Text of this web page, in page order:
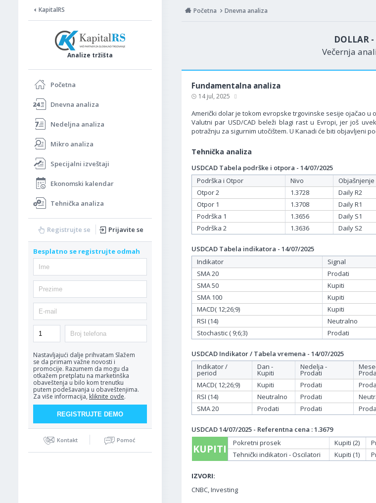
KapitalRS
Analize tržišta
Početna
Dnevna analiza
Nedeljna analiza
Mikro analiza
Specijalni izveštaji
Ekonomski kalendar
Tehnička analiza
Registrujte se Prijavite se
Besplatno se registrujte odmah
Nastavljajući dalje prihvatam Slažem
se da primam važne novosti i
promocije. Razumem da mogu da
otkažem pretplatu na marketinška
obaveštenja u bilo kom trenutku
putem podešavanja u obaveštenjima.
Za više informacija, kliknite ovde.
Kontakt Pomoć
Početna Dnevna analiza
DOLLAR
Večernja
Fundamentalna analiza
14 jul, 2025
Američki dolar je tokom evropske trgovinske sesije ojačao u
Valutni par USD/CAD beleži blagi rast u Evropi, jer još
potražnju za sigurnim utočištem. U Kanadi će biti objavljeni
Tehnička analiza
USDCAD Tabela podrške i otpora - 14/07/2025
Podrška i Otpor
Nivo
Objašnjenje
Otpor 2
1.3728
Daily R2
Otpor 1
1.3708
Daily R1
Podrška 1
1.3656
Daily S1
Podrška 2
1.3636 Daily S2
USDCAD Tabela indikatora - 14/07/2025
Indikator
Signal
SMA 20
Prodati
SMA 50
Kupiti
SMA 100
Kupiti
MACD( 12;26;9)
Kupiti
RSI (14)
Neutralno
Stochastic ( 9;6;3)
Prodati
USDCAD Indikator / Tabela vremena - 14/07/2025
Indikator /
period
Dan -
Kupiti
Nedelja -
Prodati
MACD( 12;26;9)
Kupiti Prodati
RSI (14)
Neutralno Prodati
SMA 20
Prodati Prodati
USDCAD 14/07/2025 - Referentna cena : 1.3679
KUPITI Pokretni prosek Kupiti (2)
Tehnički indikatori - Oscilatori
Kupiti (1)
IZVORI:
CNBC, Investing